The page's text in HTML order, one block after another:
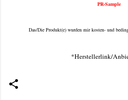
PR-Sample
Das/Die Produkt(e) wurden mir kosten- und
*Herstellerlink/